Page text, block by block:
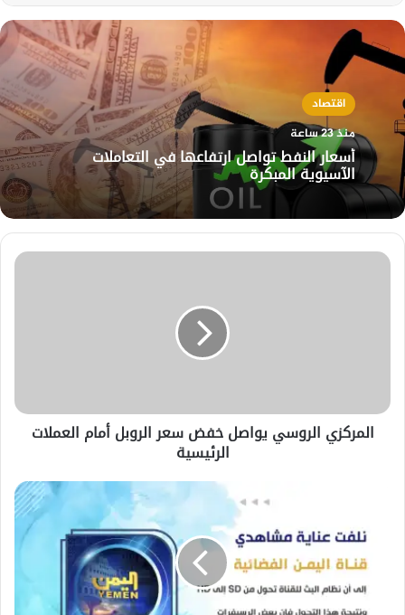
اقتصاد
منذ 23 ساعة
أسعار النفط تواصل ارتفاعها في التعاملات
الآسيوية المبكرة
المركزي
الرئيسية
المركزي الروسي يواصل خفض سعر الروبل أمام العملات
الرئيسية
مكاسبه
خفض
أسعار